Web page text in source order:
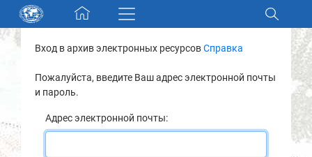
Skip navigation
Разделы и коллекции
Электронный каталог
Новости
Вход в архив электронных ресурсовСправка
Пожалуйста, введите Ваш адрес электронной почты
и пароль.
Адрес электронной почты: